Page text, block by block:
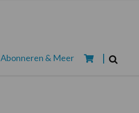
Abonneren & Meer